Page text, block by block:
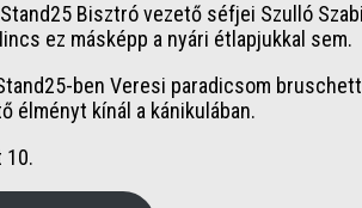
Bisztró vezető séfjei Szulló
ez másképp a nyári étlapjukkal sem.
ben Veresi paradicsom
élményt kínál a kánikulában.
10.